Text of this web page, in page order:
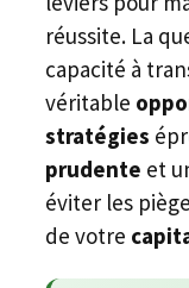
réussite. La
capacité à
véritable
stratégies
prudente et
éviter les
de votre